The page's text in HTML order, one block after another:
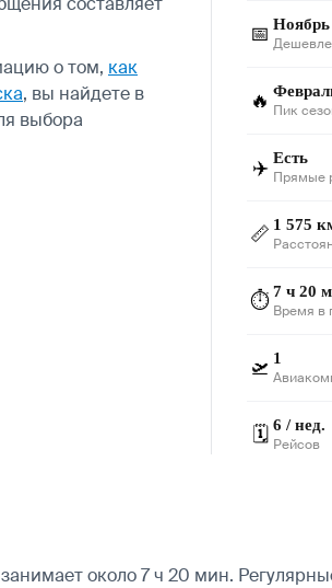
о том, как
, вы найдете в
выбора
📅 Ноябрь
Дешевле
🔥 Пик
✈️ Есть
Прямые
📏 1 575
⏱️ 7 ч 20
Время в
🛫 1
🗓️ 6 / нед.
Рейсов
около 7 ч 20 мин.